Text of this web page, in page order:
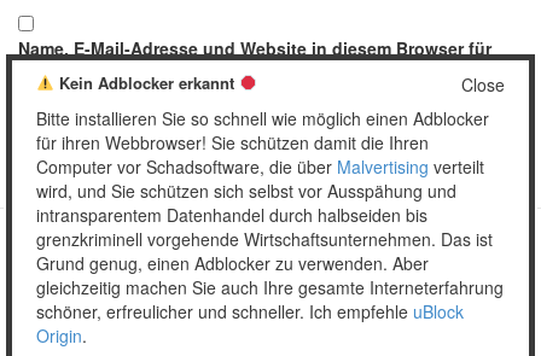
Name, E-Mail-Adresse und Website in diesem Browser für
meinen nächsten Kommentar speichern.
Copyright © 2026 Unser täglich Spam.
MobileWordPress Theme by themehall.com
Close
Kein Adblocker erkannt
Bitte installieren Sie so schnell wie möglich einen Adblocker
für ihren Webbrowser! Sie schützen damit die Ihren
Computer vor Schadsoftware, die über Malvertising verteilt
wird, und Sie schützen sich selbst vor Ausspähung und
intransparentem Datenhandel durch halbseiden bis
grenzkriminell vorgehende Wirtschaftsunternehmen. Das ist
Grund genug, einen Adblocker zu verwenden. Aber
gleichzeitig machen Sie auch Ihre gesamte Interneterfahrung
schöner, erfreulicher und schneller. Ich empfehle uBlock
Origin.